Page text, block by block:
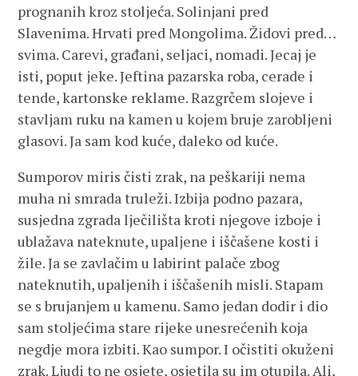
prognanih kroz stoljeća. Solinjani pred
Slavenima. Hrvati pred Mongolima. Židovi pred…
svima. Carevi, građani, seljaci, nomadi. Jecaj je
isti, poput jeke. Jeftina pazarska roba, cerade i
tende, kartonske reklame. Razgrčem slojeve i
stavljam ruku na kamen u kojem bruje zarobljeni
glasovi. Ja sam kod kuće, daleko od kuće.
Sumporov miris čisti zrak, na peškariji nema
muha ni smrada truleži. Izbija podno pazara,
susjedna zgrada lječilišta kroti njegove izboje i
ublažava nateknute, upaljene i iščašene kosti i
žile. Ja se zavlačim u labirint palače zbog
nateknutih, upaljenih i iščašenih misli. Stapam
se s brujanjem u kamenu. Samo jedan dodir i dio
sam stoljećima stare rijeke unesrećenih koja
negdje mora izbiti. Kao sumpor. I očistiti okuženi
zrak. Ljudi to ne osjete, osjetila su im otupila. Ali,